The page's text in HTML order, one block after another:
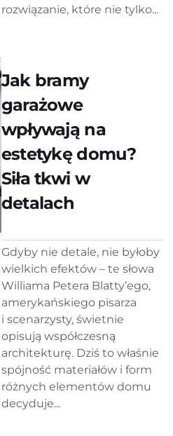
rozwiązanie, które nie tylko...
Jak bramy
garażowe
wpływają na
estetykę domu?
Siła tkwi w
detalach
Gdyby nie detale, nie byłoby
wielkich efektów – te słowa
Williama Petera Blatty’ego,
amerykańskiego pisarza
i scenarzysty, świetnie
opisują współczesną
architekturę. Dziś to właśnie
spójność materiałów i form
różnych elementów domu
decyduje...